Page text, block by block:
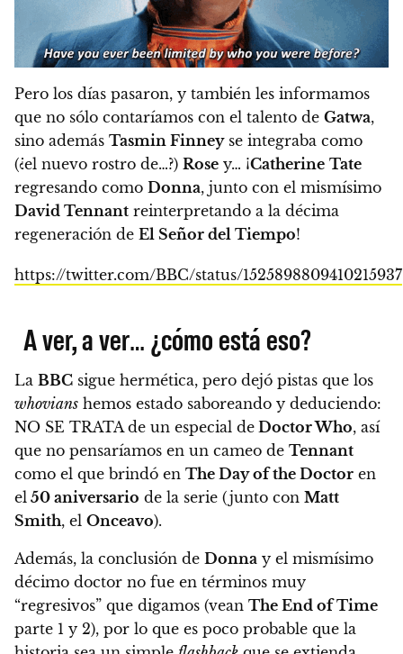
Pero los días pasaron, y también les informamos
que no sólo contaríamos con el talento de Gatwa,
sino además Tasmin Finneyse integraba como
(¿el nuevo rostro de…?) Rose y… ¡Catherine Tate
regresando como Donna, junto con el mismísimo
David Tennant reinterpretando a la décima
regeneración de El Señor del Tiempo!
https://twitter.com/BBC/status/1525898809410215937
A ver, a ver… ¿cómo está eso?
La BBC sigue hermética, pero dejó pistas que los
whovians hemos estado saboreando y deduciendo:
NO SE TRATA de un especial de Doctor Who, así
que no pensaríamos en un cameo de Tennant
como el que brindó en The Day of the Doctor en
el 50 aniversario de la serie (junto con Matt
Smith, el Onceavo).
Además, la conclusión de Donna y el mismísimo
décimo doctor no fue en términos muy
“regresivos” que digamos (vean The End of Time
parte 1 y 2), por lo que es poco probable que la